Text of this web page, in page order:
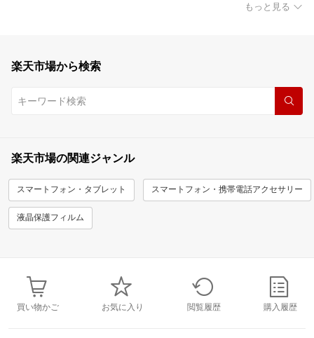
もっと見る
楽天市場から検索
楽天市場の関連ジャンル
スマートフォン・タブレット スマートフォン・携帯電話アクセサリー
液晶保護フィルム
買い物かご お気に入り 閲覧履歴 購入履歴